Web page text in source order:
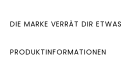
DIE MARKE VERRÄT DIR ETWAS
PRODUKTINFORMATIONEN